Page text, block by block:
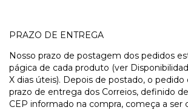
PRAZO DE ENTREGA
Nosso prazo de postagem dos pedidos
págica de cada produto (ver
X dias úteis). Depois de postado, o pedido
prazo de entrega dos Correios, definido
CEP informado na compra, começa a ser